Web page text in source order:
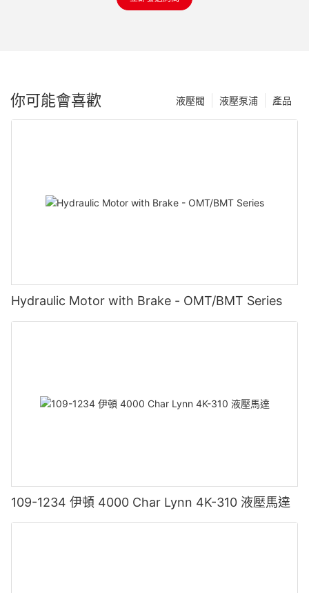
你可能會喜歡 產品
液壓泵浦
液壓閥
Hydraulic Motor with Brake - OMT/BMT Series
109-1234 伊頓 4000 Char Lynn 4K-310 液壓馬達